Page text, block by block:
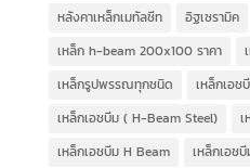
หลังคาเหล็กเมทัลชีท
อิฐเซรามิค
เหล็ก h-beam 200x100 ราคา
เหล็กรูปพรรณทุกชนิด
เหล็กเอช
เหล็กเอชบีม ( H-Beam Steel)
เหล็กเอชบีม H Beam
เหล็กเอช